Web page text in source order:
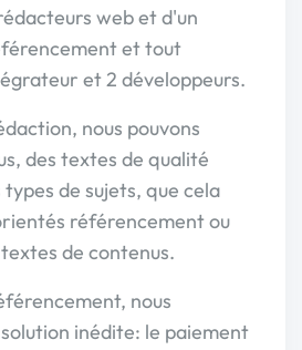
web et d'un
et tout
et 2 développeurs.
nous pouvons
des textes de qualité
de sujets, que cela
référencement ou
de contenus.
nous
inédite: le paiement